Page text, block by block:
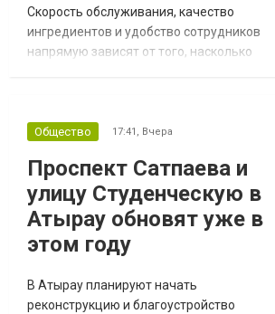
Скорость обслуживания, качество
ингредиентов и удобство сотрудников
напрямую зависят от того, насколько
удобную рабочую поверхность для
продуктов при оптимальной температуре.
Такое оборудование помогает экономить
пространство...
Общество 17:41, Вчера
Проспект Сатпаева и
улицу Студенческую в
Атырау обновят уже в
этом году
В Атырау планируют начать
реконструкцию и благоустройство